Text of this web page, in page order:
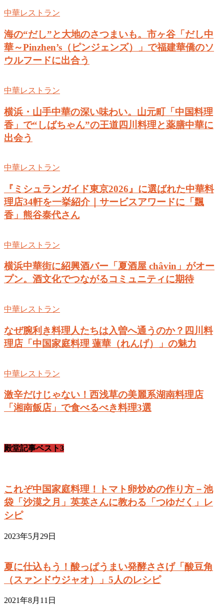
中華レストラン
海の“だし”と大地のさつまいも。市ヶ谷「だし中
華～Pinzhen’s（ピンジェンズ）」で福建華僑のソ
ウルフードに出合う
中華レストラン
横浜・山手中華の深い味わい。山元町「中国料理
香」で“しばちゃん”の王道四川料理と薬膳中華に
出会う
中華レストラン
『ミシュランガイド東京2026』に選ばれた中華料
理店34軒を一挙紹介｜サービスアワードに「飄
香」熊谷泰代さん
中華レストラン
横浜中華街に紹興酒バー「夏酒屋 châvin」がオー
プン。酒文化でつながるコミュニティに期待
中華レストラン
なぜ腕利き料理人たちは入曽へ通うのか？四川料
理店「中国家庭料理 蓮華（れんげ）」の魅力
中華レストラン
激辛だけじゃない！西浅草の美麗系湖南料理店
「湘南飯店」で食べるべき料理3選
殿堂記事ベスト3
これぞ中国家庭料理！トマト卵炒めの作り方－池
袋「沙漠之月」英英さんに教わる「つゆだく」レ
シピ
2023年5月29日
夏に仕込もう！酸っぱうまい発酵ささげ「酸豆角
（スァンドウジャオ）」5人のレシピ
2021年8月11日